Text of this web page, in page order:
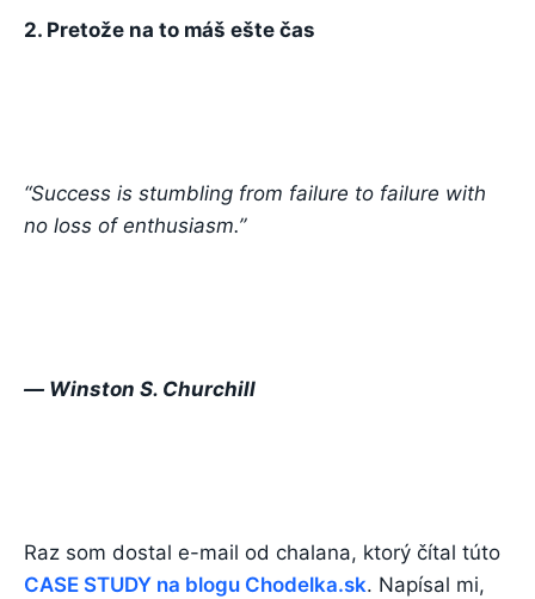
2. Pretože na to máš ešte čas
“Success is stumbling from failure to failure with
no loss of enthusiasm.”
― Winston S. Churchill
Raz som dostal e-mail od chalana, ktorý čítal túto
CASE STUDY na blogu Chodelka.sk. Napísal mi,